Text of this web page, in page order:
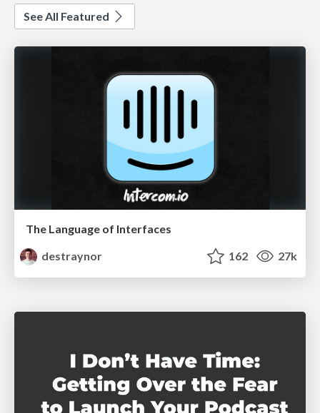
See All Featured
The Language of Interfaces
destraynor
162 27k